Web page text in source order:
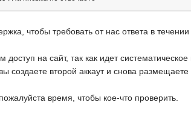
чтобы требовать от нас ответа в
на сайт, так как идет
создаете второй аккаут и снова размещаете
время, чтобы кое-что проверить.